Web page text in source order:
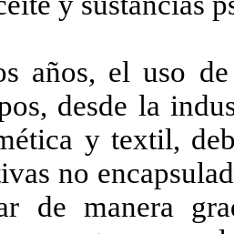
años, el uso
desde la
y textil,
no
de manera